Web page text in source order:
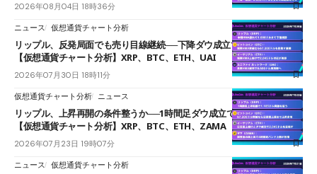
2026年08月04日 18時36分
ニュース 仮想通貨チャート分析
リップル、反発局面でも売り目線継続──下降ダウ成立で下値追う展開
【仮想通貨チャート分析】XRP、BTC、ETH、UAI
2026年07月30日 18時11分
仮想通貨チャート分析 ニュース
リップル、上昇再開の条件整うか──1時間足ダウ成立で1.185ドルを狙う
【仮想通貨チャート分析】XRP、BTC、ETH、ZAMA
2026年07月23日 19時07分
ニュース 仮想通貨チャート分析